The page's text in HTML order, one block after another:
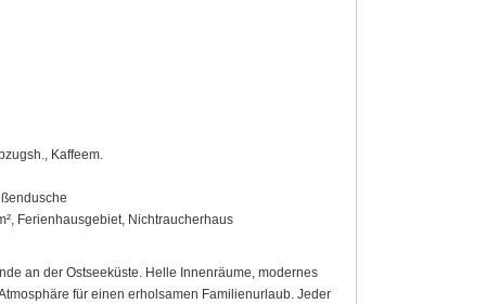
Kaffeem.
Ferienhausgebiet, Nichtraucherhaus
an der Ostseeküste. Helle Innenräume, modernes
für einen erholsamen Familienurlaub. Jeder